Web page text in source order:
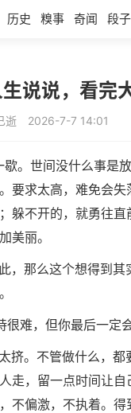
历史 糗事 奇闻 段子
说说，看完
逝 2026-7-7 14:01
。世间没什么事是
求太高，难免会失
躲不开的，就勇往
美丽。
，那么这个想得到
难，但你最后一定
挤。不管做什么，
走，留一点时间让
不偏激，不执着。